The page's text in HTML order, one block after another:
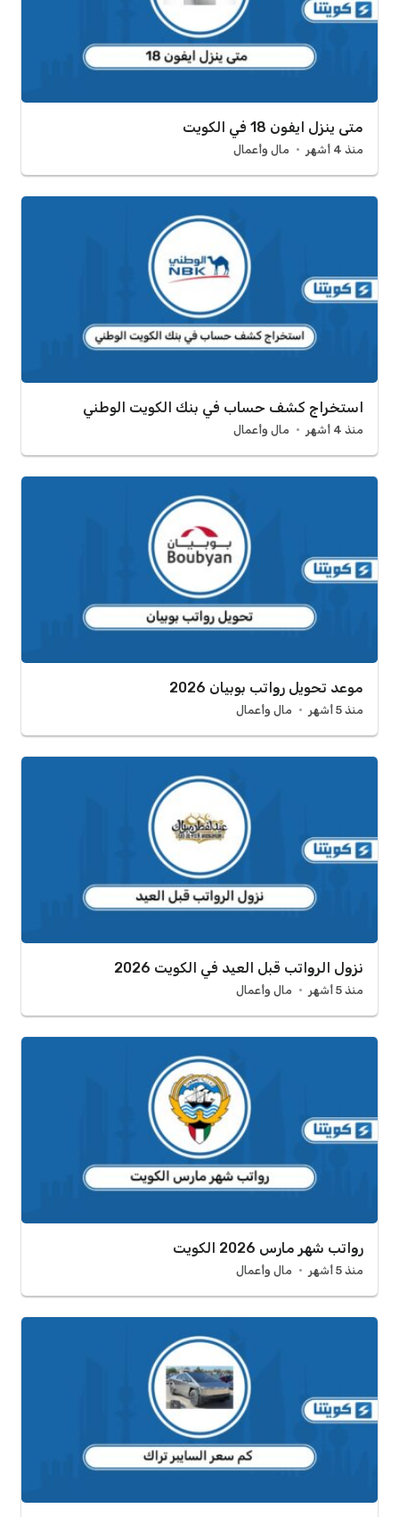
متى ينزل ايفون 18 في الكويت
منذ 4 أشهر مال وأعمال
استخراج كشف حساب في بنك الكويت الوطني
منذ 4 أشهر مال وأعمال
موعد تحويل رواتب بوبيان 2026
منذ 5 أشهر مال وأعمال
نزول الرواتب قبل العيد في الكويت 2026
منذ 5 أشهر مال وأعمال
رواتب شهر مارس 2026 الكويت
منذ 5 أشهر مال وأعمال